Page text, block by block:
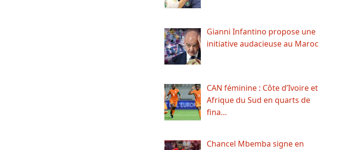
Gianni Infantino propose une
initiative audacieuse au Maroc
CAN féminine : Côte d’Ivoire et
Afrique du Sud en quarts de
fina…
Chancel Mbemba signe en